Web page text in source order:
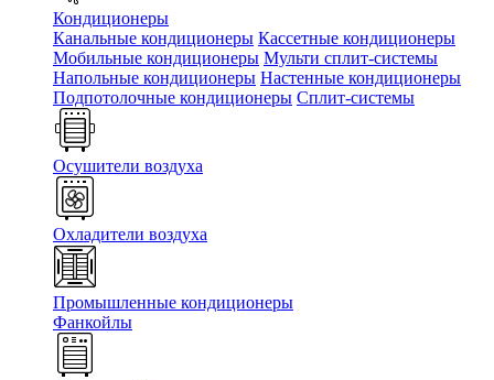
Кондиционеры
Канальные кондиционеры Кассетные кондиционеры
Мобильные кондиционеры Мульти сплит-системы
Напольные кондиционеры Настенные кондиционеры
Подпотолочные кондиционеры Сплит-системы
Осушители воздуха
Охладители воздуха
Промышленные кондиционеры
Фанкойлы